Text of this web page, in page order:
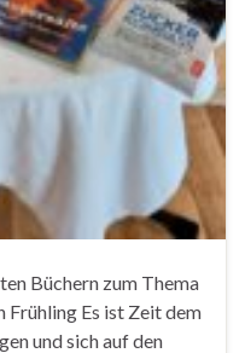
Büchern zum Thema
Frühling Es ist Zeit dem
und sich auf den